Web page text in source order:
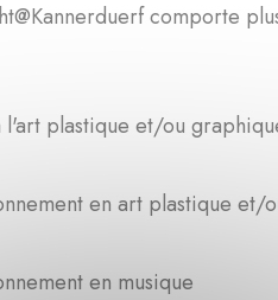
comporte
l'art plastique et/ou
en art plastique et/
en musique